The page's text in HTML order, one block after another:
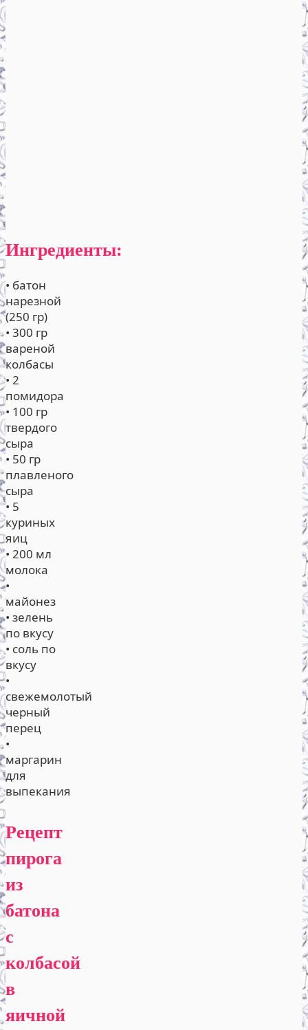
Ингредиенты:
• батон
нарезной
(250 гр)
• 300 гр
вареной
колбасы
• 2
помидора
• 100 гр
твердого
сыра
• 50 гр
плавленого
сыра
• 5
куриных
яиц
• 200 мл
молока
•
майонез
• зелень
по вкусу
• соль по
вкусу
•
свежемолотый
черный
перец
•
маргарин
для
выпекания
Рецепт
пирога
из
батона
с
колбасой
в
яичной